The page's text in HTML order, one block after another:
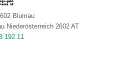
Blumau
Niederösterreich 2602 AT
192 11